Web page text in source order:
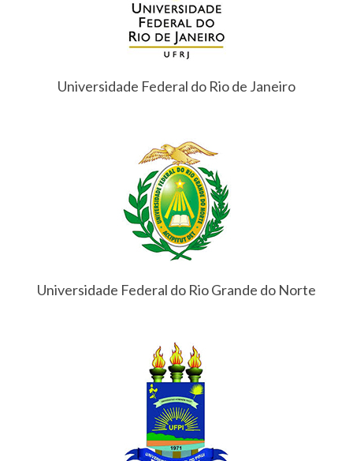
Universidade Federal do Rio de Janeiro
Universidade Federal do Rio Grande do Norte